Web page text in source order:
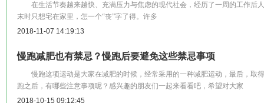
在生活节奏越来越快、充满压力与焦虑的现代社会，经历了一周的工作后人
末时只想宅在家里，怎一个“丧”字了得。许多
2018-11-07 14:19:13
慢跑减肥也有禁忌？慢跑后要避免这些禁忌事项
慢跑这项运动是大家在减肥的时候，经常采用的一种减肥运动，最后，取
跑之后，有哪些注意事项呢？感兴趣的朋友们一起来看看吧，希望对大家
2018-10-15 09:12:45